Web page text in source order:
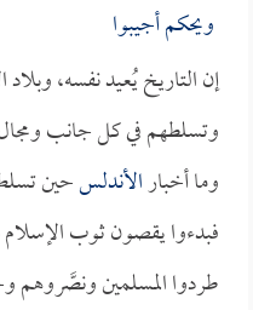
ويحكم أجيبوا
إن التاريخ يُعيد نفسه،
وتسلطهم في كل جانب ومجال
وما أخبارالأندلسحين
فبدءوا يقصون ثوب
طردوا المسلمين ونصَّروهم